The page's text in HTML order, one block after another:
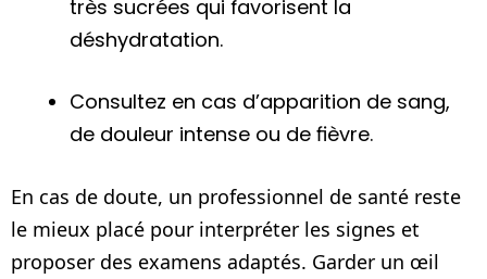
très sucrées qui favorisent la
déshydratation.
Consultez en cas d’apparition de sang,
de douleur intense ou de fièvre.
En cas de doute, un professionnel de santé reste
le mieux placé pour interpréter les signes et
proposer des examens adaptés. Garder un œil